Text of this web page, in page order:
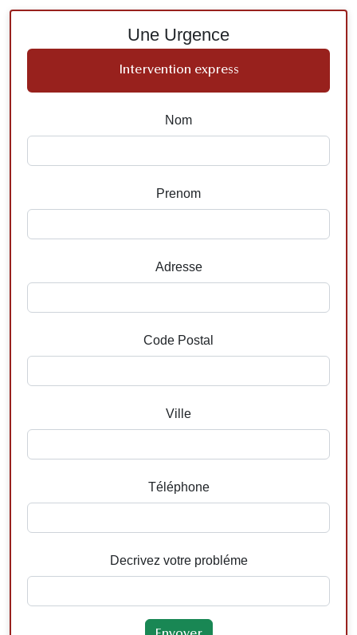
Une Urgence
Intervention express
Nom
Prenom
Adresse
Code Postal
Ville
Téléphone
Decrivez votre probléme